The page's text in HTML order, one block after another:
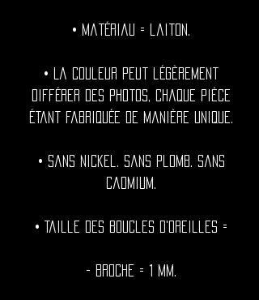
• Matériau = laiton.
• La couleur peut légèrement
différer des photos, chaque pièce
étant fabriquée de manière unique.
• Sans nickel. Sans plomb. Sans
cadmium.
• Taille des boucles d'oreilles =
- Broche = 1 mm.